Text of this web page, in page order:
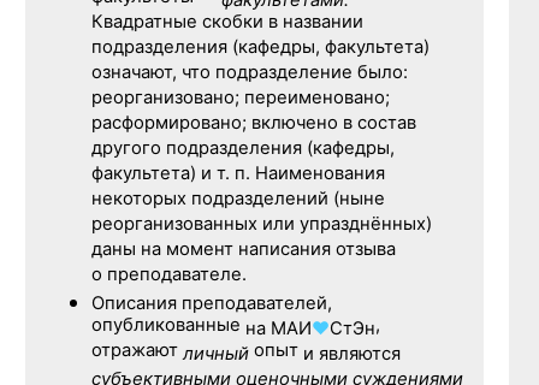
Квадратные скобки в названии
подразделения (кафедры, факультета)
означают, что подразделение было:
реорганизовано; переименовано;
расформировано; включено в состав
другого подразделения (кафедры,
факультета) и т. п. Наименования
некоторых подразделений (ныне
реорганизованных или упразднённых)
даны на момент написания отзыва
о преподавателе.
Описания преподавателей,
опубликованные на МАИ♥СтЭн,
отражаютличный опыт и являются
субъективными оценочными суждениями